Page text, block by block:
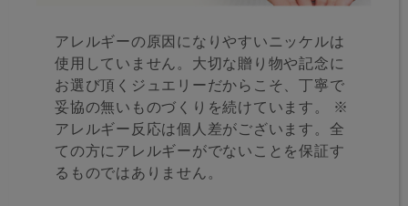
アレルギーの原因になりやすいニッケルは
使用していません。大切な贈り物や記念に
お選び頂くジュエリーだからこそ、丁寧で
妥協の無いものづくりを続けています。 ※
アレルギー反応は個人差がございます。全
ての方にアレルギーがでないことを保証す
るものではありません。